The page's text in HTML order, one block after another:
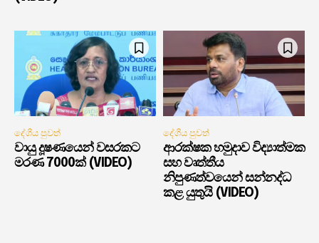
දේශීය පුවත්
වායු දූෂණයෙන් වසරකට
මරණ 7000ක් (VIDEO)
දේශීය පුවත්
ආරක්ෂක හමුදාව විද්‍යාත්මක
සහ වෘත්තීය
නිපුණත්වයෙන් සන්නද්ධ
කළ යුතුයි (VIDEO)